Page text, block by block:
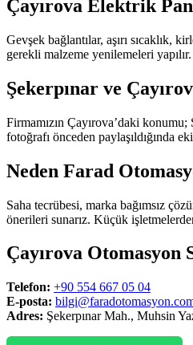
Çayırova Elektrik
Gevşek bağlantılar, aşırı sıcaklık,
gerekli malzeme yenilemeleri
Şekerpınar ve
Firmamızın Çayırova’daki
fotoğrafı önceden paylaşıldığında
Neden Farad
Saha tecrübesi, marka bağımsız
önerileri sunarız. Küçük
Çayırova Otomasyon
Telefon: +90 554 667 05 04
E-posta:
Adres: Şekerpınar Mah., Muhsin